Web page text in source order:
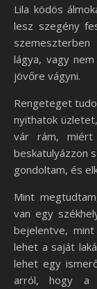
Lila ködös
lesz szegény
lágya, vagy
jövőre vágyni.
Rengeteget
nyithatok
vár rám, miért
beskatulyázzon
gondoltam, és
Mint
van egy
bejelentve,
lehet a saját
lehet egy
arról, hogy a